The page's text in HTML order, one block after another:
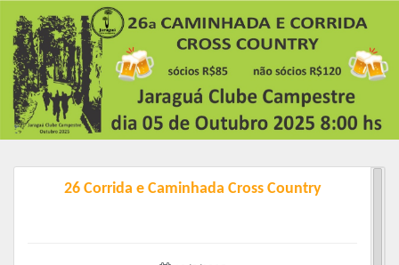
26 Corrida e Caminhada Cross Country